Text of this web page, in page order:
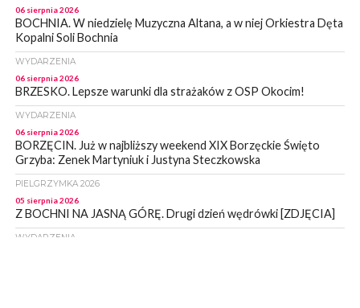
06 sierpnia 2026
BOCHNIA. W niedzielę Muzyczna Altana, a w niej Orkiestra Dęta
Kopalni Soli Bochnia
WYDARZENIA
06 sierpnia 2026
BRZESKO. Lepsze warunki dla strażaków z OSP Okocim!
WYDARZENIA
06 sierpnia 2026
BORZĘCIN. Już w najbliższy weekend XIX Borzęckie Święto
Grzyba: Zenek Martyniuk i Justyna Steczkowska
PIELGRZYMKA 2026
05 sierpnia 2026
Z BOCHNI NA JASNĄ GÓRĘ. Drugi dzień wędrówki [ZDJĘCIA]
WYDARZENIA